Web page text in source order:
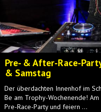
Pre- & After-Race-
& Samstag
Der überdachten Innenhof im
Be am Trophy-Wochenende!
Pre-Race-Party und feiern ...